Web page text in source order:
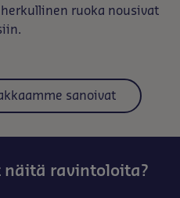
ruoka nousivat
sanoivat
näitä ravintoloita?